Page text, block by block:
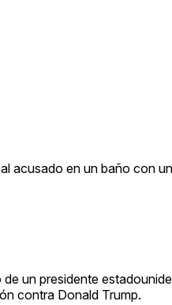
acusado en un baño con
un presidente
contra Donald Trump.